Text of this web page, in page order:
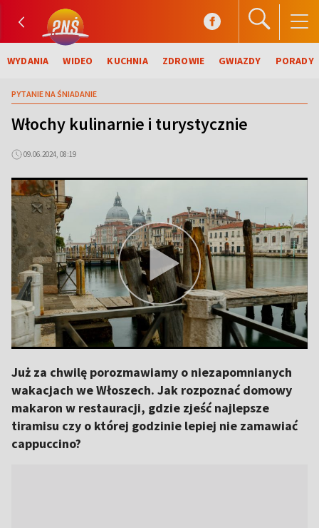
WYDANIA WIDEO KUCHNIA ZDROWIE GWIAZDY PORADY
PYTANIE NA ŚNIADANIE
Włochy kulinarnie i turystycznie
09.06.2024, 08:19
Już za chwilę porozmawiamy o niezapomnianych
wakacjach we Włoszech. Jak rozpoznać domowy
makaron w restauracji, gdzie zjeść najlepsze
tiramisu czy o której godzinie lepiej nie zamawiać
cappuccino?